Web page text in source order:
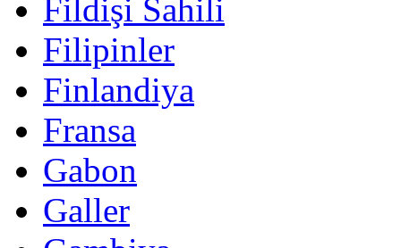
Fildişi Sahili
Filipinler
Finlandiya
Fransa
Gabon
Galler